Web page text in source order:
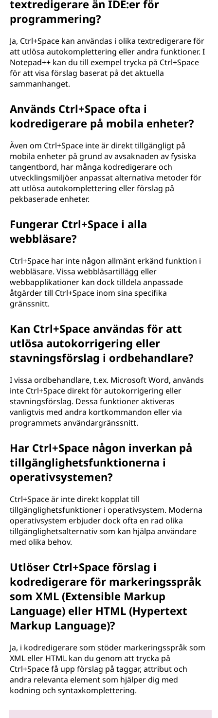
textredigerare än IDE:er för
programmering?
Ja, Ctrl+Space kan användas i olika textredigerare för
att utlösa autokomplettering eller andra funktioner. I
Notepad++ kan du till exempel trycka på Ctrl+Space
för att visa förslag baserat på det aktuella
sammanhanget.
Används Ctrl+Space ofta i
kodredigerare på mobila enheter?
Även om Ctrl+Space inte är direkt tillgängligt på
mobila enheter på grund av avsaknaden av fysiska
tangentbord, har många kodredigerare och
utvecklingsmiljöer anpassat alternativa metoder för
att utlösa autokomplettering eller förslag på
pekbaserade enheter.
Fungerar Ctrl+Space i alla
webbläsare?
Ctrl+Space har inte någon allmänt erkänd funktion i
webbläsare. Vissa webbläsartillägg eller
webbapplikationer kan dock tilldela anpassade
åtgärder till Ctrl+Space inom sina specifika
gränssnitt.
Kan Ctrl+Space användas för att
utlösa autokorrigering eller
stavningsförslag i ordbehandlare?
I vissa ordbehandlare, t.ex. Microsoft Word, används
inte Ctrl+Space direkt för autokorrigering eller
stavningsförslag. Dessa funktioner aktiveras
vanligtvis med andra kortkommandon eller via
programmets användargränssnitt.
Har Ctrl+Space någon inverkan på
tillgänglighetsfunktionerna i
operativsystemen?
Ctrl+Space är inte direkt kopplat till
tillgänglighetsfunktioner i operativsystem. Moderna
operativsystem erbjuder dock ofta en rad olika
tillgänglighetsalternativ som kan hjälpa användare
med olika behov.
Utlöser Ctrl+Space förslag i
kodredigerare för markeringsspråk
som XML (Extensible Markup
Language) eller HTML (Hypertext
Markup Language)?
Ja, i kodredigerare som stöder markeringsspråk som
XML eller HTML kan du genom att trycka på
Ctrl+Space få upp förslag på taggar, attribut och
andra relevanta element som hjälper dig med
kodning och syntaxkomplettering.